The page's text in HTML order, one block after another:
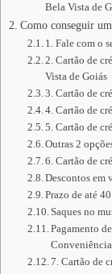
Bela Vista de
Como conseguir
1. Fale com o
2. Cartão de
Vista de Goiás
3. Cartão de
4. Cartão de
5. Cartão de
Outras 2
6. Cartão de
Descontos em
Prazo de até
Saques no
Pagamento
Conveniência
7. Cartão de